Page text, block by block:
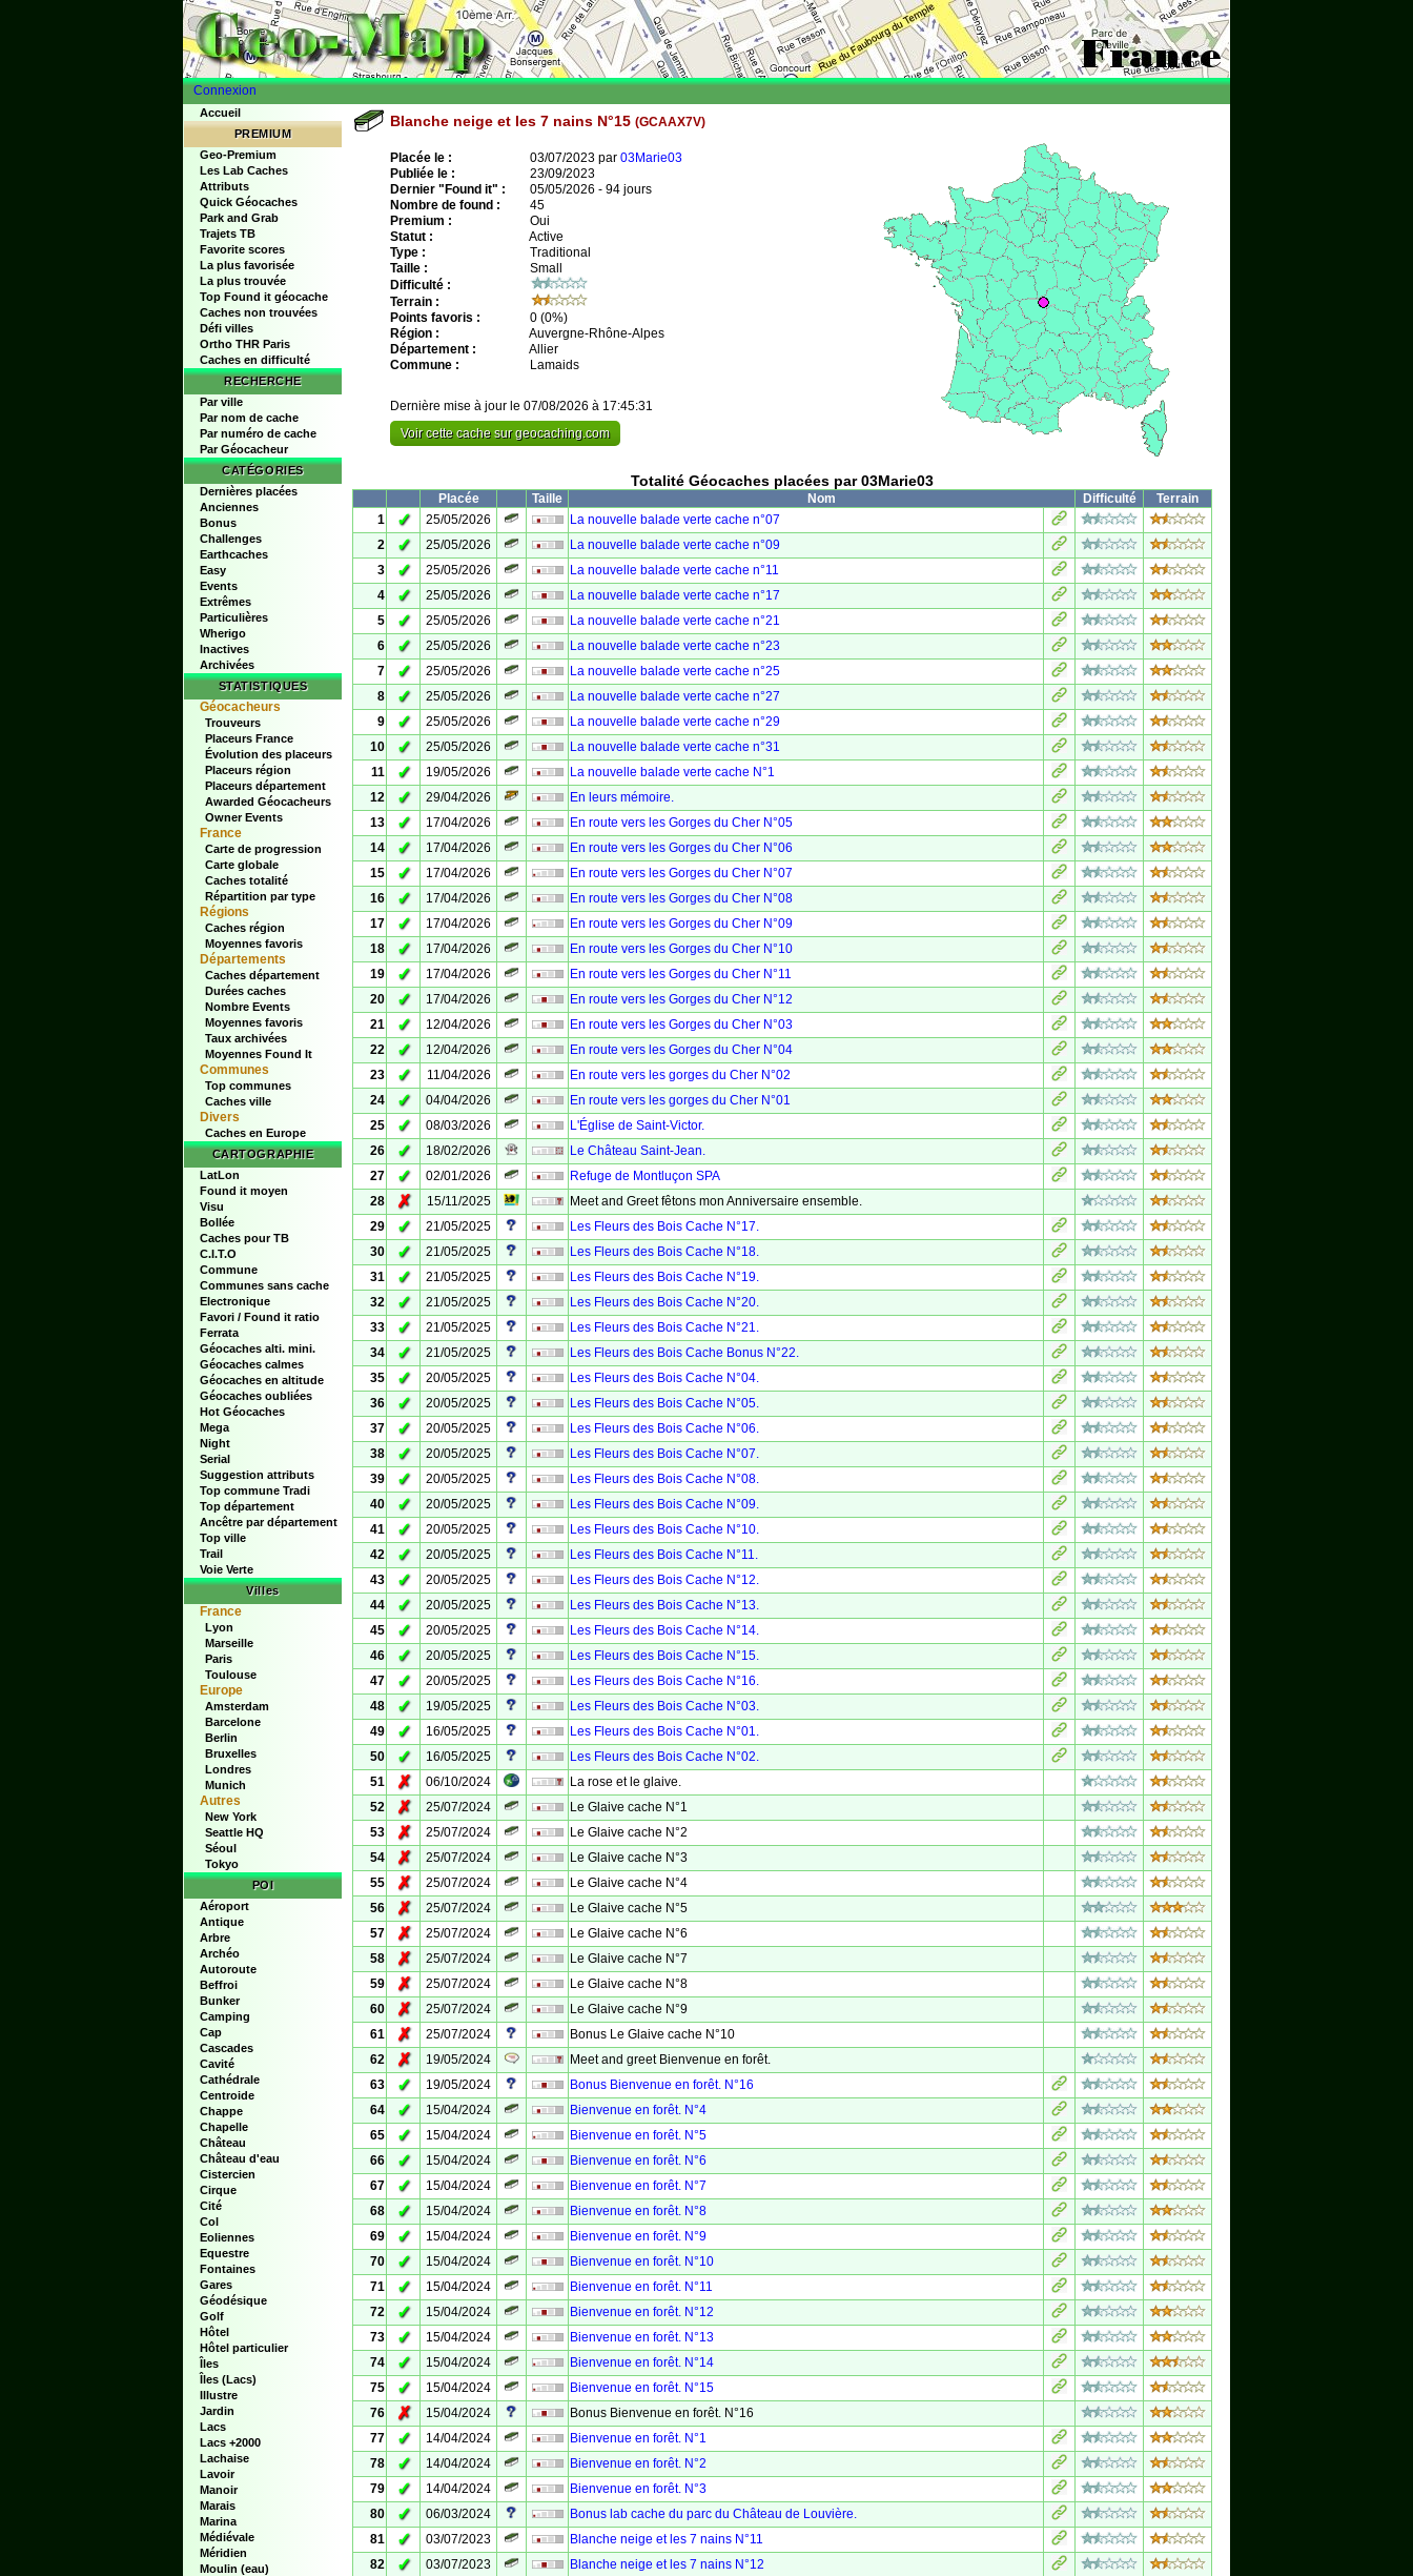
Connexion
Accueil
PREMIUM
Geo-Premium
Les Lab Caches
Attributs
Quick Géocaches
Park and Grab
Trajets TB
Favorite scores
La plus favorisée
La plus trouvée
Top Found it géocache
Caches non trouvées
Défi villes
Ortho THR Paris
Caches en difficulté
RECHERCHE
Par ville
Par nom de cache
Par numéro de cache
Par Géocacheur
CATÉGORIES
Dernières placées
Anciennes
Bonus
Challenges
Earthcaches
Easy
Events
Extrêmes
Particulières
Wherigo
Inactives
Archivées
STATISTIQUES
Géocacheurs
Trouveurs
Placeurs France
Évolution des placeurs
Placeurs région
Placeurs département
Awarded Géocacheurs
Owner Events
France
Carte de progression
Carte globale
Caches totalité
Répartition par type
Régions
Caches région
Moyennes favoris
Départements
Caches département
Durées caches
Nombre Events
Moyennes favoris
Taux archivées
Moyennes Found It
Communes
Top communes
Caches ville
Divers
Caches en Europe
CARTOGRAPHIE
LatLon
Found it moyen
Visu
Bollée
Caches pour TB
C.I.T.O
Commune
Communes sans cache
Electronique
Favori / Found it ratio
Ferrata
Géocaches alti. mini.
Géocaches calmes
Géocaches en altitude
Géocaches oubliées
Hot Géocaches
Mega
Night
Serial
Suggestion attributs
Top commune Tradi
Top département
Ancêtre par département
Top ville
Trail
Voie Verte
Villes
France
Lyon
Marseille
Paris
Toulouse
Europe
Amsterdam
Barcelone
Berlin
Bruxelles
Londres
Munich
Autres
New York
Seattle HQ
Séoul
Tokyo
POI
Aéroport
Antique
Arbre
Archéo
Autoroute
Beffroi
Bunker
Camping
Cap
Cascades
Cavité
Cathédrale
Centroide
Chappe
Chapelle
Château
Château d'eau
Cistercien
Cirque
Cité
Col
Eoliennes
Equestre
Fontaines
Gares
Géodésique
Golf
Hôtel
Hôtel particulier
Îles
Îles (Lacs)
Illustre
Jardin
Lacs
Lacs +2000
Lachaise
Lavoir
Manoir
Marais
Marina
Médiévale
Méridien
Moulin (eau)
Blanche neige et les 7 nains N°15 (GCAAX7V)
Placée le : 03/07/2023 par 03Marie03
Publiée le :
23/09/2023
Dernier "Found it" :
05/05/2026 - 94 jours
Nombre de found :
45
Premium :
Oui
Statut :
Active
Type :
Traditional
Taille :
Small
Difficulté :
Terrain :
Points favoris :
0 (0%)
Région :
Auvergne-Rhône-Alpes
Département :
Allier
Commune :
Lamaids
Dernière mise à jour le 07/08/2026 à 17:45:31
Voir cette cache sur geocaching.com
Totalité Géocaches placées par 03Marie03
Placée Taille Nom Difficulté
Terrain
1
✓ 25/05/2026
La nouvelle balade verte cache n°07
2
✓ 25/05/2026
La nouvelle balade verte cache n°09
3
✓ 25/05/2026
La nouvelle balade verte cache n°11
4
✓ 25/05/2026
La nouvelle balade verte cache n°17
5
✓ 25/05/2026
La nouvelle balade verte cache n°21
6
✓ 25/05/2026
La nouvelle balade verte cache n°23
7
✓ 25/05/2026
La nouvelle balade verte cache n°25
8
✓ 25/05/2026
La nouvelle balade verte cache n°27
9
✓ 25/05/2026
La nouvelle balade verte cache n°29
10
✓ 25/05/2026
La nouvelle balade verte cache n°31
11
✓ 19/05/2026
La nouvelle balade verte cache N°1
12
✓ 29/04/2026
En leurs mémoire.
13
✓ 17/04/2026
En route vers les Gorges du Cher N°05
14
✓ 17/04/2026
En route vers les Gorges du Cher N°06
15
✓ 17/04/2026
En route vers les Gorges du Cher N°07
16
✓ 17/04/2026
En route vers les Gorges du Cher N°08
17
✓ 17/04/2026
En route vers les Gorges du Cher N°09
18
✓ 17/04/2026
En route vers les Gorges du Cher N°10
19
✓ 17/04/2026
En route vers les Gorges du Cher N°11
20
✓ 17/04/2026
En route vers les Gorges du Cher N°12
21
✓ 12/04/2026
En route vers les Gorges du Cher N°03
22
✓ 12/04/2026
En route vers les Gorges du Cher N°04
23
✓ 11/04/2026
En route vers les gorges du Cher N°02
24
✓ 04/04/2026
En route vers les gorges du Cher N°01
25
✓ 08/03/2026
L'Église de Saint-Victor.
26
✓ 18/02/2026
Le Château Saint-Jean.
27
✓ 02/01/2026
Refuge de Montluçon SPA
28
✗ 15/11/2025
Meet and Greet fêtons mon Anniversaire ensemble.
29
✓ 21/05/2025
Les Fleurs des Bois Cache N°17.
30
✓ 21/05/2025
Les Fleurs des Bois Cache N°18.
31
✓ 21/05/2025
Les Fleurs des Bois Cache N°19.
32
✓ 21/05/2025
Les Fleurs des Bois Cache N°20.
33
✓ 21/05/2025
Les Fleurs des Bois Cache N°21.
34
✓ 21/05/2025
Les Fleurs des Bois Cache Bonus N°22.
35
✓ 20/05/2025
Les Fleurs des Bois Cache N°04.
36
✓ 20/05/2025
Les Fleurs des Bois Cache N°05.
37
✓ 20/05/2025
Les Fleurs des Bois Cache N°06.
38
✓ 20/05/2025
Les Fleurs des Bois Cache N°07.
39
✓ 20/05/2025
Les Fleurs des Bois Cache N°08.
40
✓ 20/05/2025
Les Fleurs des Bois Cache N°09.
41
✓ 20/05/2025
Les Fleurs des Bois Cache N°10.
42
✓ 20/05/2025
Les Fleurs des Bois Cache N°11.
43
✓ 20/05/2025
Les Fleurs des Bois Cache N°12.
44
✓ 20/05/2025
Les Fleurs des Bois Cache N°13.
45
✓ 20/05/2025
Les Fleurs des Bois Cache N°14.
46
✓ 20/05/2025
Les Fleurs des Bois Cache N°15.
47
✓ 20/05/2025
Les Fleurs des Bois Cache N°16.
48
✓ 19/05/2025
Les Fleurs des Bois Cache N°03.
49
✓ 16/05/2025
Les Fleurs des Bois Cache N°01.
50
✓ 16/05/2025
Les Fleurs des Bois Cache N°02.
51
✗ 06/10/2024
La rose et le glaive.
52
✗ 25/07/2024
Le Glaive cache N°1
53
✗ 25/07/2024
Le Glaive cache N°2
54
✗ 25/07/2024
Le Glaive cache N°3
55
✗ 25/07/2024
Le Glaive cache N°4
56
✗ 25/07/2024
Le Glaive cache N°5
57
✗ 25/07/2024
Le Glaive cache N°6
58
✗ 25/07/2024
Le Glaive cache N°7
59
✗ 25/07/2024
Le Glaive cache N°8
60
✗ 25/07/2024
Le Glaive cache N°9
61
✗ 25/07/2024
Bonus Le Glaive cache N°10
62
✗ 19/05/2024
Meet and greet Bienvenue en forêt.
63
✓ 19/05/2024
Bonus Bienvenue en forêt. N°16
64
✓ 15/04/2024
Bienvenue en forêt. N°4
65
✓ 15/04/2024
Bienvenue en forêt. N°5
66
✓ 15/04/2024
Bienvenue en forêt. N°6
67
✓ 15/04/2024
Bienvenue en forêt. N°7
68
✓ 15/04/2024
Bienvenue en forêt. N°8
69
✓ 15/04/2024
Bienvenue en forêt. N°9
70
✓ 15/04/2024
Bienvenue en forêt. N°10
71
✓ 15/04/2024
Bienvenue en forêt. N°11
72
✓ 15/04/2024
Bienvenue en forêt. N°12
73
✓ 15/04/2024
Bienvenue en forêt. N°13
74
✓ 15/04/2024
Bienvenue en forêt. N°14
75
✓ 15/04/2024
Bienvenue en forêt. N°15
76
✗ 15/04/2024
Bonus Bienvenue en forêt. N°16
77
✓ 14/04/2024
Bienvenue en forêt. N°1
78
✓ 14/04/2024
Bienvenue en forêt. N°2
79
✓ 14/04/2024
Bienvenue en forêt. N°3
80
✓ 06/03/2024
Bonus lab cache du parc du Château de Louvière.
81
✓ 03/07/2023
Blanche neige et les 7 nains N°11
82
✓ 03/07/2023
Blanche neige et les 7 nains N°12